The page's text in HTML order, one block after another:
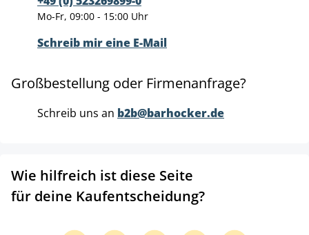
Mo-Fr, 09:00 - 15:00 Uhr
Schreib mir eine E-Mail
Großbestellung oder Firmenanfrage?
Schreib uns an b2b@barhocker.de
Wie hilfreich ist diese Seite
für deine Kaufentscheidung?